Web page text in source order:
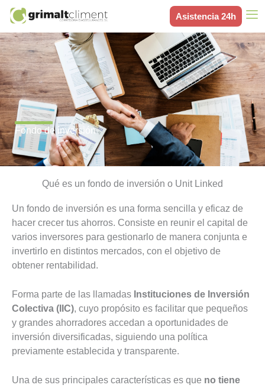
contenido
Asistencia 24h
Fondo de inversión
Qué es un fondo de inversión o Unit Linked
Un fondo de inversión es una forma sencilla y eficaz de
hacer crecer tus ahorros. Consiste en reunir el capital de
varios inversores para gestionarlo de manera conjunta e
invertirlo en distintos mercados, con el objetivo de
obtener rentabilidad.
Forma parte de las llamadas Instituciones de Inversión
Colectiva (IIC), cuyo propósito es facilitar que pequeños
y grandes ahorradores accedan a oportunidades de
inversión diversificadas, siguiendo una política
previamente establecida y transparente.
Una de sus principales características es que no tiene